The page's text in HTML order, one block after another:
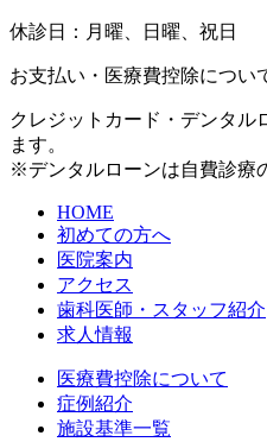
休診日：月曜、日曜、祝日
お支払い・医療費控除につい
クレジットカード・デンタル
ます。
※デンタルローンは自費診療
HOME
初めての方へ
医院案内
アクセス
歯科医師・スタッフ紹介
求人情報
医療費控除について
症例紹介
施設基準一覧